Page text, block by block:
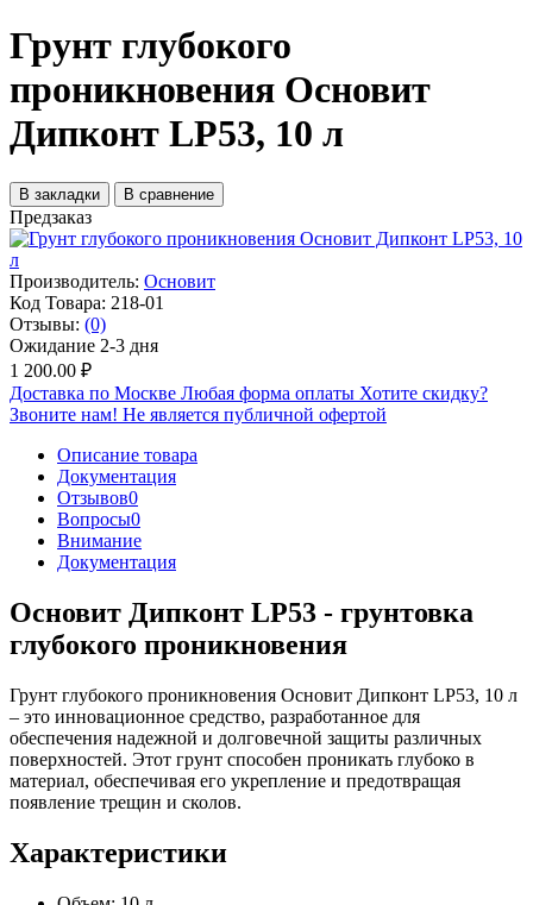
Грунт глубокого
проникновения Основит
Дипконт LP53, 10 л
В закладки В сравнение
Предзаказ
Производитель: Основит
Код Товара: 218-01
Отзывы: (0)
Ожидание 2-3 дня
1 200.00 ₽
Доставка по Москве Любая форма оплаты Хотите скидку?
Звоните нам! Не является публичной офертой
Описание товара
Документация
Отзывов0
Вопросы0
Внимание
Документация
Основит Дипконт LP53 - грунтовка
глубокого проникновения
Грунт глубокого проникновения Основит Дипконт LP53, 10 л
– это инновационное средство, разработанное для
обеспечения надежной и долговечной защиты различных
поверхностей. Этот грунт способен проникать глубоко в
материал, обеспечивая его укрепление и предотвращая
появление трещин и сколов.
Характеристики